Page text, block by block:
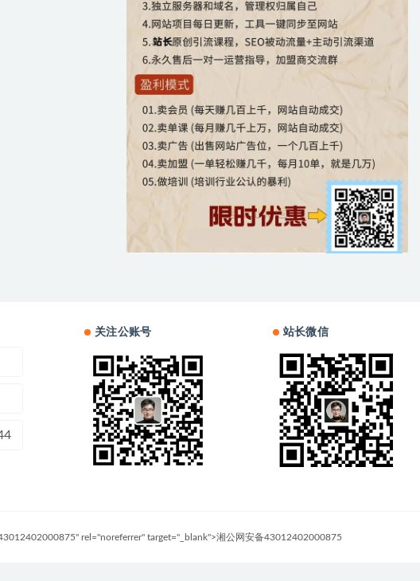
关注公账号 站长微信
rel="noreferrer" target="_blank">湘公网安备43012402000875